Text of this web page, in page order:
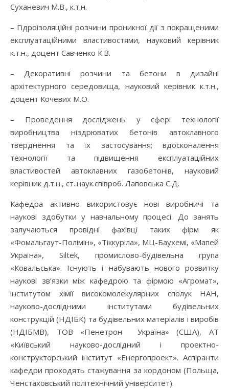
Суханевич М.В., к.т.н.
– Гідроізоляційні розчини проникної дії з покращеними
експлуатаційними властивостями, науковий керівник
к.т.н., доцент Савченко К.В.
– Декоративні розчини та бетони в дизайні
архітектурного середовища, науковий керівник к.т.н.,
доцент Кочевих М.О.
– Проведення досліджень у сфері технології
виробництва ніздрюватих бетонів автоклавного
тверднення та їх застосування; вдосконалення
технології та підвищення експлуатаційних
властивостей автоклавних газобетонів, науковий
керівник д.т.н., ст..наук.співроб. Лаповська С.Д.
Кафедра активно використовує нові виробничі та
наукові здобутки у навчальному процесі. До занять
залучаються провідні фахівці таких фірм як
«Фомальгаут-Полімін», «Тіккуріла», МЦ-Баухемі, «Мапей
Україна», Siltek, промислово-будівельна група
«Ковальська». Існують і набувають нового розвитку
наукові зв’язки між кафедрою та фірмою «Агромат»,
інститутом хімії високомолекулярних сполук НАН,
науково-дослідними інститутами будівельних
конструкцій (НДІБК) та будівельних матеріалів і виробів
(НДІБМВ), ТОВ «Пенетрон Україна» (США), АТ
«Київський науково-дослідний і проектно-
конструкторський інститут «Енергопроект». Аспіранти
кафедри проходять стажування за кордоном (Польща,
Ченстаховський політехнічний університет).